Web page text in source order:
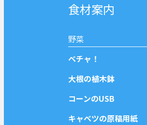
食材案内
野菜
ベチャ！
大根の植木鉢
コーンのUSB
キャベツの原稿用紙